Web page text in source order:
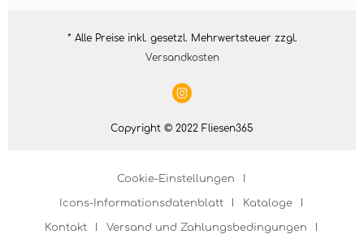
* Alle Preise inkl. gesetzl. Mehrwertsteuer zzgl.
Versandkosten
Copyright © 2022 Fliesen365
Cookie-Einstellungen
Icons-Informationsdatenblatt Kataloge
Kontakt Versand und Zahlungsbedingungen